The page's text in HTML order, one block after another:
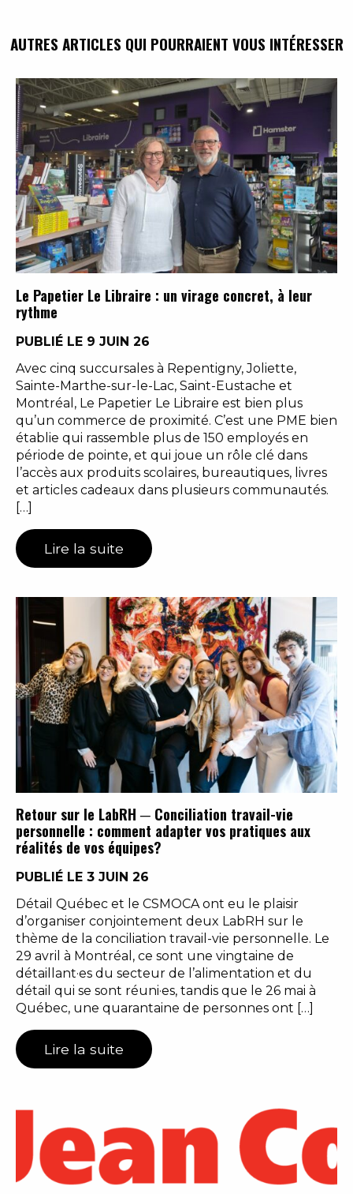
AUTRES ARTICLES QUI POURRAIENT VOUS INTÉRESSER
Le Papetier Le Libraire : un virage concret, à leur
rythme
PUBLIÉ LE 9 JUIN 26
Avec cinq succursales à Repentigny, Joliette,
Sainte-Marthe-sur-le-Lac, Saint-Eustache et
Montréal, Le Papetier Le Libraire est bien plus
qu’un commerce de proximité. C’est une PME bien
établie qui rassemble plus de 150 employés en
période de pointe, et qui joue un rôle clé dans
l’accès aux produits scolaires, bureautiques, livres
et articles cadeaux dans plusieurs communautés.
[…]
Lire la suite
Retour sur le LabRH ─ Conciliation travail-vie
personnelle : comment adapter vos pratiques aux
réalités de vos équipes?
PUBLIÉ LE 3 JUIN 26
Détail Québec et le CSMOCA ont eu le plaisir
d’organiser conjointement deux LabRH sur le
thème de la conciliation travail-vie personnelle. Le
29 avril à Montréal, ce sont une vingtaine de
détaillant·es du secteur de l’alimentation et du
détail qui se sont réuni·es, tandis que le 26 mai à
Québec, une quarantaine de personnes ont […]
Lire la suite